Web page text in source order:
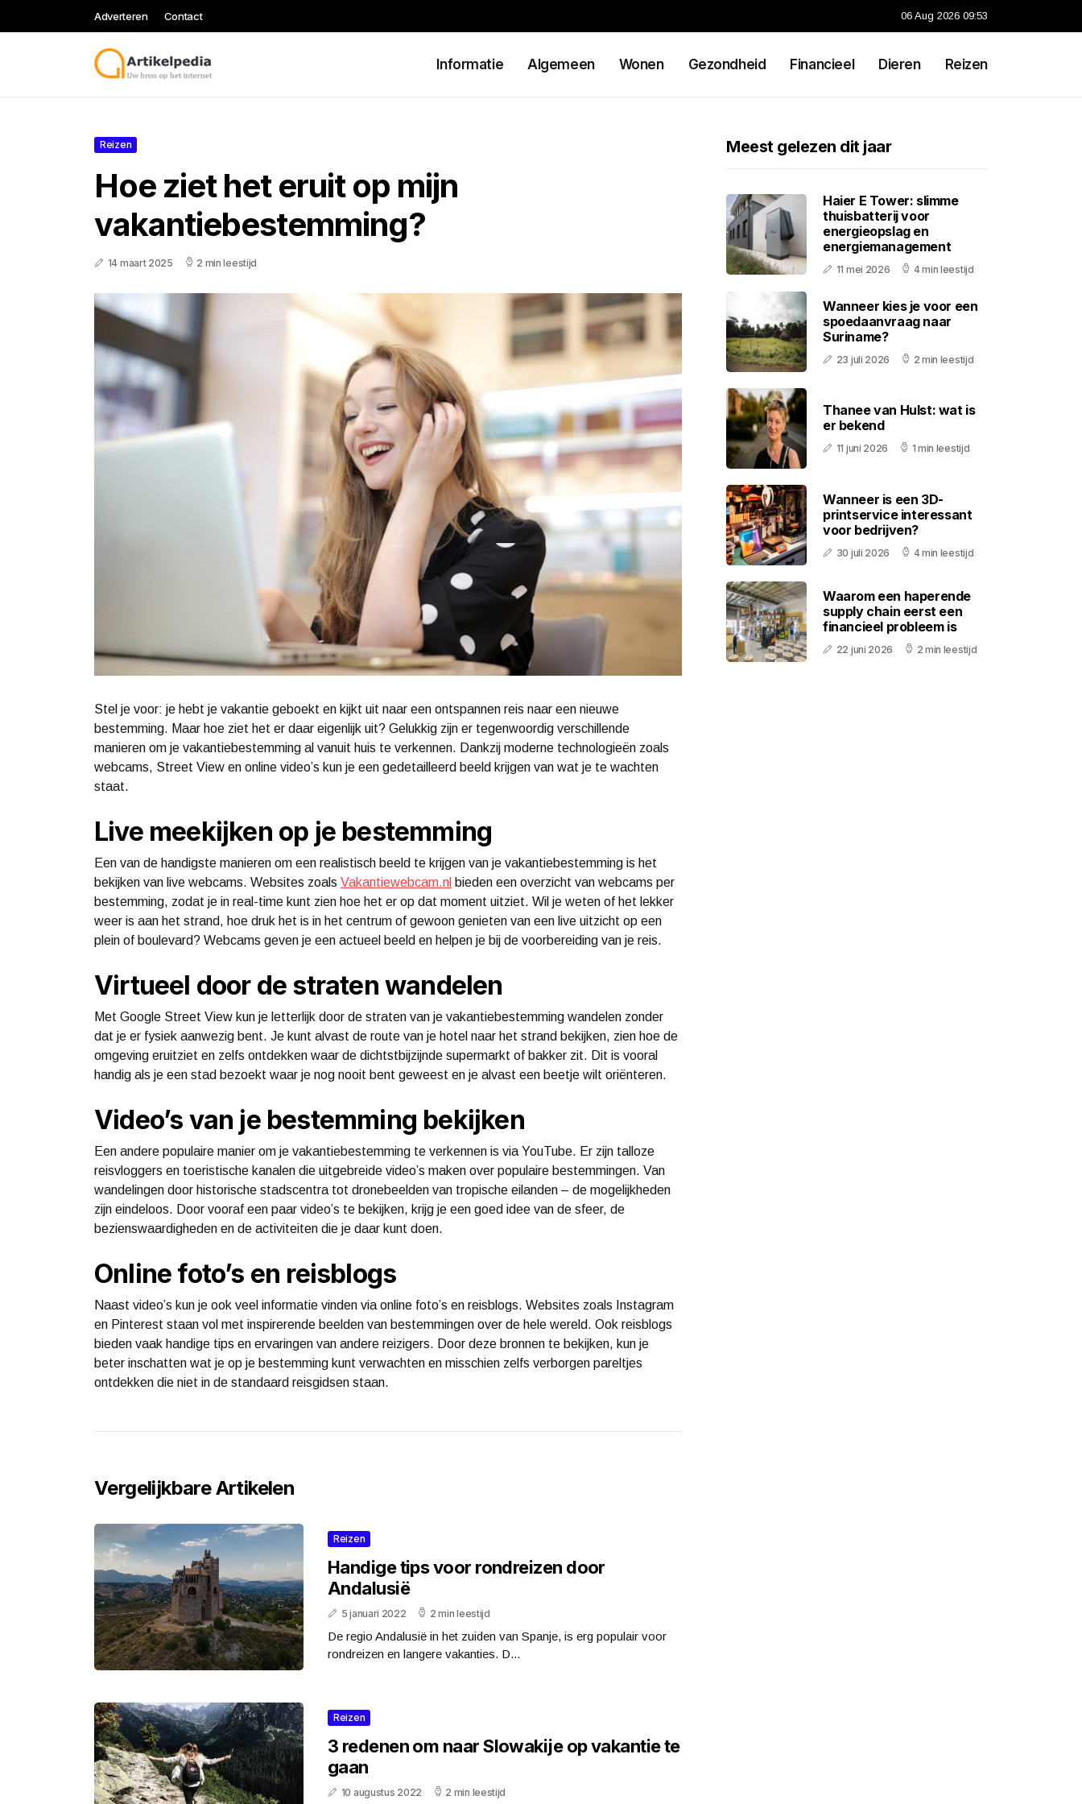
Adverteren Contact 06 Aug 2026 09:53
Informatie Algemeen Wonen Gezondheid Financieel Dieren Reizen
Reizen
Hoe ziet het eruit op mijn
vakantiebestemming?
14 maart 2025 2 min leestijd
Stel je voor: je hebt je vakantie geboekt en kijkt uit naar een ontspannen reis naar een nieuwe
bestemming. Maar hoe ziet het er daar eigenlijk uit? Gelukkig zijn er tegenwoordig verschillende
manieren om je vakantiebestemming al vanuit huis te verkennen. Dankzij moderne technologieën zoals
webcams, Street View en online video’s kun je een gedetailleerd beeld krijgen van wat je te wachten
staat.
Live meekijken op je bestemming
Een van de handigste manieren om een realistisch beeld te krijgen van je vakantiebestemming is het
bekijken van live webcams. Websites zoals Vakantiewebcam.nl bieden een overzicht van webcams per
bestemming, zodat je in real-time kunt zien hoe het er op dat moment uitziet. Wil je weten of het lekker
weer is aan het strand, hoe druk het is in het centrum of gewoon genieten van een live uitzicht op een
plein of boulevard? Webcams geven je een actueel beeld en helpen je bij de voorbereiding van je reis.
Virtueel door de straten wandelen
Met Google Street View kun je letterlijk door de straten van je vakantiebestemming wandelen zonder
dat je er fysiek aanwezig bent. Je kunt alvast de route van je hotel naar het strand bekijken, zien hoe de
omgeving eruitziet en zelfs ontdekken waar de dichtstbijzijnde supermarkt of bakker zit. Dit is vooral
handig als je een stad bezoekt waar je nog nooit bent geweest en je alvast een beetje wilt oriënteren.
Video’s van je bestemming bekijken
Een andere populaire manier om je vakantiebestemming te verkennen is via YouTube. Er zijn talloze
reisvloggers en toeristische kanalen die uitgebreide video’s maken over populaire bestemmingen. Van
wandelingen door historische stadscentra tot dronebeelden van tropische eilanden – de mogelijkheden
zijn eindeloos. Door vooraf een paar video’s te bekijken, krijg je een goed idee van de sfeer, de
bezienswaardigheden en de activiteiten die je daar kunt doen.
Online foto’s en reisblogs
Naast video’s kun je ook veel informatie vinden via online foto’s en reisblogs. Websites zoals Instagram
en Pinterest staan vol met inspirerende beelden van bestemmingen over de hele wereld. Ook reisblogs
bieden vaak handige tips en ervaringen van andere reizigers. Door deze bronnen te bekijken, kun je
beter inschatten wat je op je bestemming kunt verwachten en misschien zelfs verborgen pareltjes
ontdekken die niet in de standaard reisgidsen staan.
Vergelijkbare Artikelen
Reizen
Handige tips voor rondreizen door
Andalusië
5 januari 2022 2 min leestijd
De regio Andalusië in het zuiden van Spanje, is erg populair voor
rondreizen en langere vakanties. D...
Reizen
3 redenen om naar Slowakije op vakantie te
gaan
10 augustus 2022 2 min leestijd
Meest gelezen dit jaar
Haier E Tower: slimme
thuisbatterij voor
energieopslag en
energiemanagement
11 mei 2026 4 min leestijd
Wanneer kies je voor een
spoedaanvraag naar
Suriname?
23 juli 2026 2 min leestijd
Thanee van Hulst: wat is
er bekend
11 juni 2026 1 min leestijd
Wanneer is een 3D-
printservice interessant
voor bedrijven?
30 juli 2026 4 min leestijd
Waarom een haperende
supply chain eerst een
financieel probleem is
22 juni 2026 2 min leestijd